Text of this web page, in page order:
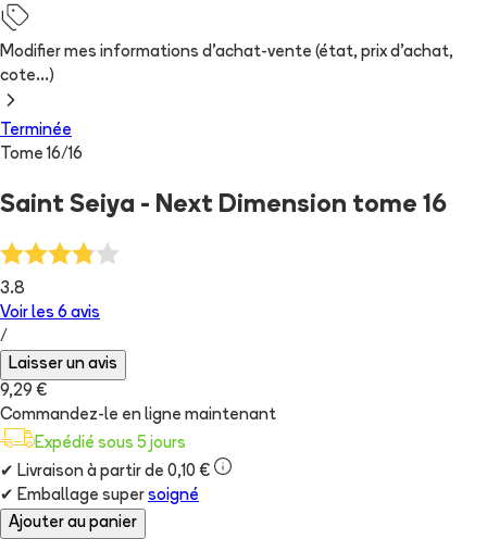
Modifier mes informations d'achat-vente (état, prix d'achat,
cote...)
Terminée
Tome 16/16
Saint Seiya - Next Dimension tome 16
3.8
Voir les 6 avis
/
Laisser un avis
9,29 €
Commandez-le en ligne maintenant
Expédié sous 5 jours
✔ Livraison à partir de 0,10 €
✔ Emballage super soigné
Ajouter au panier